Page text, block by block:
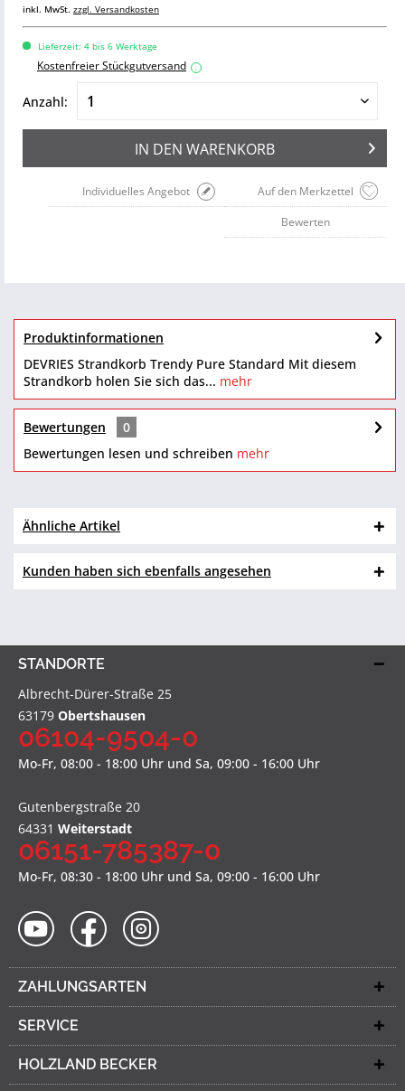
inkl. MwSt. zzgl. Versandkosten
Lieferzeit: 4 bis 6 Werktage
Kostenfreier Stückgutversand i
Anzahl:
IN DEN WARENKORB
Auf den Merkzettel
Individuelles Angebot
Bewerten
Produktinformationen
DEVRIES Strandkorb Trendy Pure Standard Mit diesem
Strandkorb holen Sie sich das... mehr
Bewertungen
0
Bewertungen lesen und schreiben mehr
Ähnliche Artikel
Kunden haben sich ebenfalls angesehen
STANDORTE
Albrecht-Dürer-Straße 25
63179 Obertshausen
06104-9504-0
Mo-Fr, 08:00 - 18:00 Uhr und Sa, 09:00 - 16:00 Uhr
Gutenbergstraße 20
64331 Weiterstadt
06151-785387-0
Mo-Fr, 08:30 - 18:00 Uhr und Sa, 09:00 - 16:00 Uhr
ZAHLUNGSARTEN
SERVICE
HOLZLAND BECKER